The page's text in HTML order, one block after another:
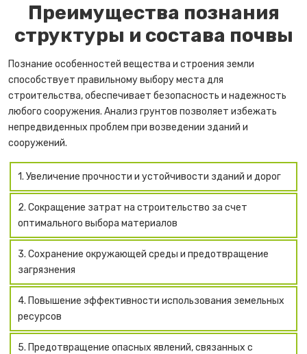
Преимущества познания
структуры и состава почвы
Познание особенностей вещества и строения земли
способствует правильному выбору места для
строительства, обеспечивает безопасность и надежность
любого сооружения. Анализ грунтов позволяет избежать
непредвиденных проблем при возведении зданий и
сооружений.
1. Увеличение прочности и устойчивости зданий и дорог
2. Сокращение затрат на строительство за счет
оптимального выбора материалов
3. Сохранение окружающей среды и предотвращение
загрязнения
4. Повышение эффективности использования земельных
ресурсов
5. Предотвращение опасных явлений, связанных с